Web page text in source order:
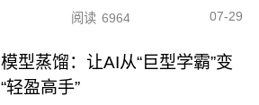
阅读 6964 07-29
模型蒸馏：让AI从“巨型学霸”变
“轻盈高手”